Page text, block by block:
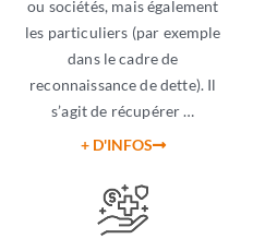
ou sociétés, mais également
les particuliers (par exemple
dans le cadre de
reconnaissance de dette). Il
s’agit de récupérer …
+ D'INFOS